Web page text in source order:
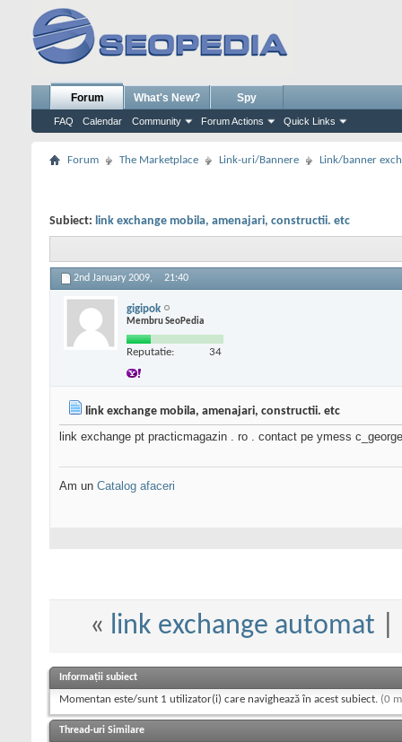
Forum
FAQ Calendar Community Forum Actions Quick Links
What's New? Spy
Forum The Marketplace Link-uri/Bannere Link/banner
Subiect: link exchange mobila, amenajari, constructii. etc
2nd January 2009, 21:40
gigipok
Membru SeoPedia
Reputatie: 34
link exchange mobila, amenajari, constructii. etc
link exchange pt practicmagazin . ro . contact pe ymess
Am un Catalog afaceri
« link exchange automat
Informații subiect
Momentan este/sunt 1 utilizator(i) care navighează în acest subiect. (0
Thread-uri Similare